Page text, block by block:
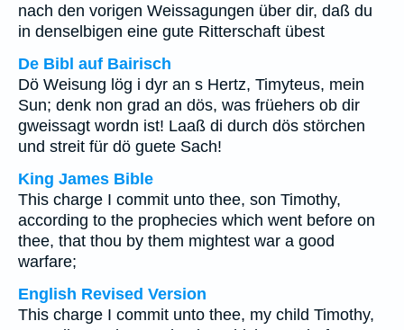
nach den vorigen Weissagungen über dir, daß du
in denselbigen eine gute Ritterschaft übest
De Bibl auf Bairisch
Dö Weisung lög i dyr an s Hertz, Timyteus, mein
Sun; denk non grad an dös, was früehers ob dir
gweissagt wordn ist! Laaß di durch dös störchen
und streit für dö guete Sach!
King James Bible
This charge I commit unto thee, son Timothy,
according to the prophecies which went before on
thee, that thou by them mightest war a good
warfare;
English Revised Version
This charge I commit unto thee, my child Timothy,